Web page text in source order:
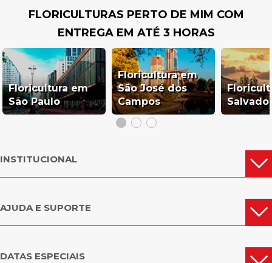
FLORICULTURAS PERTO DE MIM COM
ENTREGA EM ATÉ 3 HORAS
Floricultura em
São Paulo
Floricultura em
São José dos
Campos
INSTITUCIONAL
AJUDA E SUPORTE
DATAS ESPECIAIS